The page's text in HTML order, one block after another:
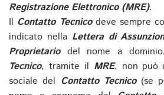
Registrazione Elettronico (MRE).
Il Contatto Tecnicodeve sempre
indicato nella Lettera di
Proprietariodel nome a
Tecnico, tramite il MRE, non può
sociale del Contatto Tecnico(se